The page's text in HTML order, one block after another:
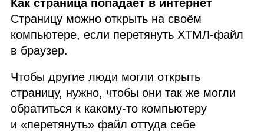
Как страница попадает в интернет
Страницу можно открыть на своём
компьютере, если перетянуть ХТМЛ‑файл
в браузер.
Чтобы другие люди могли открыть
страницу, нужно, чтобы они так же могли
обратиться к какому‑то компьютеру
и «перетянуть» файл оттуда себе